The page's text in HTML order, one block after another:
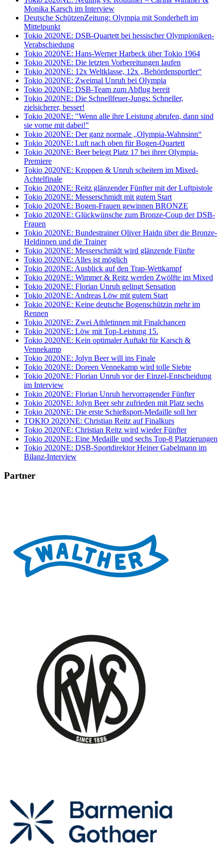
Monika Karsch im Interview
Deutsche SchützenZeitung: Olympia mit Sonderheft im
Mittelpunkt
Tokio 2020NE: DSB-Quartett bei hessischer Olympioniken-
Verabschiedung
Tokio 2020NE: Hans-Werner Harbeck über Tokio 1964
Tokio 2020NE: Die letzten Vorbereitungen laufen
Tokio 2020NE: 12x Weltklasse, 12x „Behördensportler“
Tokio 2020NE: Zweimal Unruh bei Olympia
Tokio 2020NE: DSB-Team zum Abflug bereit
Tokio 2020NE: Die Schnellfeuer-Jungs: Schneller,
zielsicherer, besser!
Tokio 2020NE: "Wenn alle ihre Leistung abrufen, dann sind
sie vorne mit dabei!"
Tokio 2020NE: Der ganz normale „Olympia-Wahnsinn“
Tokio 2020NE: Luft nach oben für Bogen-Quartett
Tokio 2020NE: Beer belegt Platz 17 bei ihrer Olympia-
Premiere
Tokio 2020NE: Kroppen & Unruh scheitern im Mixed-
Achtelfinale
Tokio 2020NE: Reitz glänzender Fünfter mit der Luftpistole
Tokio 2020NE: Messerschmidt mit gutem Start
Tokio 2020NE: Bogen-Frauen gewinnen BRONZE
Tokio 2020NE: Glückwünsche zum Bronze-Coup der DSB-
Frauen
Tokio 2020NE: Bundestrainer Oliver Haidn über die Bronze-
Heldinnen und die Trainer
Tokio 2020NE: Messerschmidt wird glänzende Fünfte
Tokio 2020NE: Alles ist möglich
Tokio 2020NE: Ausblick auf den Trap-Wettkampf
Tokio 2020NE: Wimmer & Reitz werden Zwölfte im Mixed
Tokio 2020NE: Florian Unruh gelingt Sensation
Tokio 2020NE: Andreas Löw mit gutem Start
Tokio 2020NE: Keine deutsche Bogenschützin mehr im
Rennen
Tokio 2020NE: Zwei Athletinnen mit Finalchancen
Tokio 2020NE: Löw mit Top-Leistung 15.
Tokio 2020NE: Kein optimaler Auftakt für Karsch &
Vennekamp
Tokio 2020NE: Jolyn Beer will ins Finale
Tokio 2020NE: Doreen Vennekamp wird tolle Siebte
Tokio 2020NE: Florian Unruh vor der Einzel-Entscheidung
im Interview
Tokio 2020NE: Florian Unruh hervorragender Fünfter
Tokio 2020NE: Jolyn Beer sehr zufrieden mit Platz sechs
Tokio 2020NE: Die erste Schießsport-Medaille soll her
TOKIO 202ONE: Christian Reitz auf Finalkurs
Tokio 2020NE: Christian Reitz wird wieder Fünfter
Tokio 2020NE: Eine Medaille und sechs Top-8 Platzierungen
Tokio 2020NE: DSB-Sportdirektor Heiner Gabelmann im
Bilanz-Interview
Partner